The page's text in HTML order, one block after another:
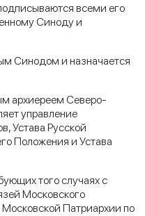
всеми его
Синоду и
Синодом и назначается
архиереем Северо-
управление
Устава Русской
Положения и Устава
того случаях с
Московского
Патриархии по